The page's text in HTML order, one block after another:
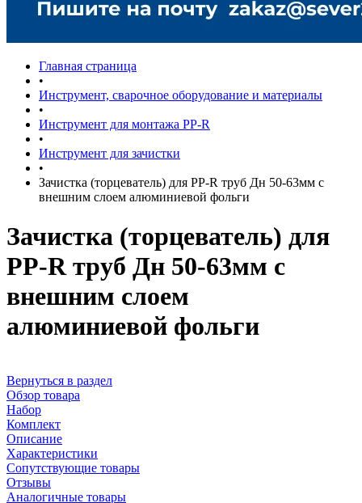
Главная страница
•
Инструмент, сварочное оборудование и материалы
•
Инструмент для монтажа PP-R
•
Инструмент для зачистки
•
Зачистка (торцеватель) для PP-R труб Дн 50-63мм с
внешним слоем алюминиевой фольги
Зачистка (торцеватель) для
PP-R труб Дн 50-63мм с
внешним слоем
алюминиевой фольги
Вернуться в раздел
Обзор товара
Набор
Комплект
Описание
Характеристики
Сопутствующие товары
Отзывы
Аналогичные товары